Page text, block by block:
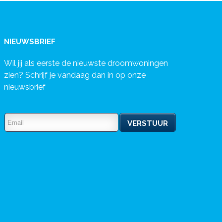
NIEUWSBRIEF
Wil jij als eerste de nieuwste droomwoningen
zien? Schrijf je vandaag dan in op onze
nieuwsbrief